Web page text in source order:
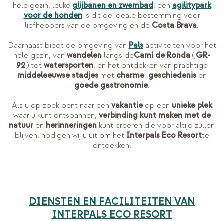
hele gezin, leuke glijbanen en zwembad, een agilitypark
voor de hondenis dit de ideale bestemming voor
liefhebbers van de omgeving en de Costa Brava.
Daarnaast biedt de omgeving van Pals activiteiten voor het
hele gezin, van wandelen langs deCamí de Ronda (GR-
92) tot watersporten, en het ontdekken van prachtige
middeleeuwse stadjesmet charme, geschiedenisen
goede gastronomie.
Als u op zoek bent naar een vakantieop een unieke plek
waar u kunt ontspannen, verbinding kunt maken met de
natuur en herinneringen kunt creëren die voor altijd zullen
blijven, nodigen wij u uit om het Interpals Eco Resortte
ontdekken.
BOEKEN
DIENSTEN EN FACILITEITEN VAN
INTERPALS ECO RESORT